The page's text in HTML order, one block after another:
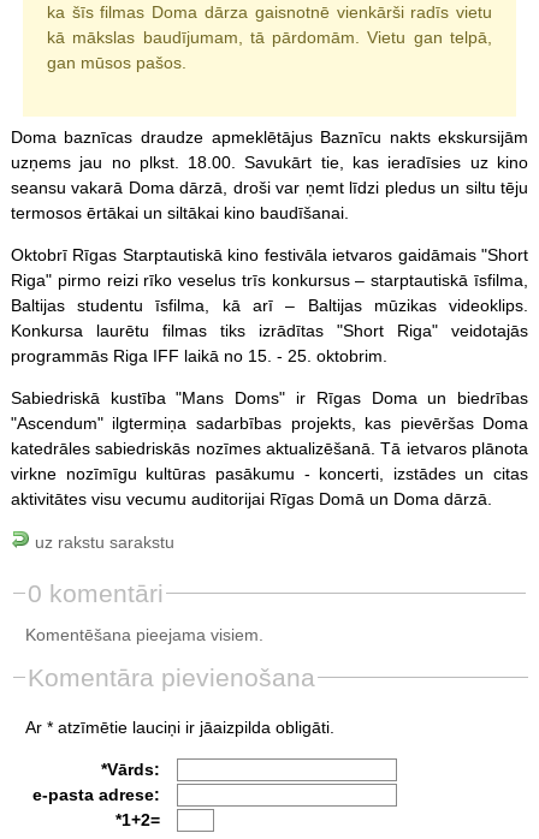
ka šīs filmas Doma dārza gaisnotnē vienkārši radīs vietu
kā mākslas baudījumam, tā pārdomām. Vietu gan telpā,
gan mūsos pašos.
Doma baznīcas draudze apmeklētājus Baznīcu nakts ekskursijām
uzņems jau no plkst. 18.00. Savukārt tie, kas ieradīsies uz kino
seansu vakarā Doma dārzā, droši var ņemt līdzi pledus un siltu tēju
termosos ērtākai un siltākai kino baudīšanai.
Oktobrī Rīgas Starptautiskā kino festivāla ietvaros gaidāmais "Short
Riga" pirmo reizi rīko veselus trīs konkursus – starptautiskā īsfilma,
Baltijas studentu īsfilma, kā arī – Baltijas mūzikas videoklips.
Konkursa laurētu filmas tiks izrādītas "Short Riga" veidotajās
programmās Riga IFF laikā no 15. - 25. oktobrim.
Sabiedriskā kustība "Mans Doms" ir Rīgas Doma un biedrības
"Ascendum" ilgtermiņa sadarbības projekts, kas pievēršas Doma
katedrāles sabiedriskās nozīmes aktualizēšanā. Tā ietvaros plānota
virkne nozīmīgu kultūras pasākumu - koncerti, izstādes un citas
aktivitātes visu vecumu auditorijai Rīgas Domā un Doma dārzā.
uz rakstu sarakstu
0 komentāri
Komentēšana pieejama visiem.
Komentāra pievienošana
Ar * atzīmētie lauciņi ir jāaizpilda obligāti.
*Vārds:
e-pasta adrese:
*1+2=